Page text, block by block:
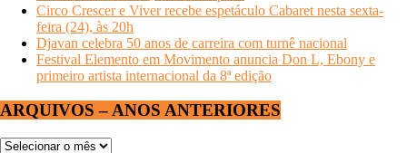
Circo Crescer e Viver recebe espetáculo Cabaret nesta sexta-
feira (24), às 20h
Djavan celebra 50 anos de carreira com turnê nacional
Festival Elemento em Movimento anuncia Don L, Ebony e
primeiro artista internacional da 8ª edição
ARQUIVOS – ANOS ANTERIORES
ARQUIVOS